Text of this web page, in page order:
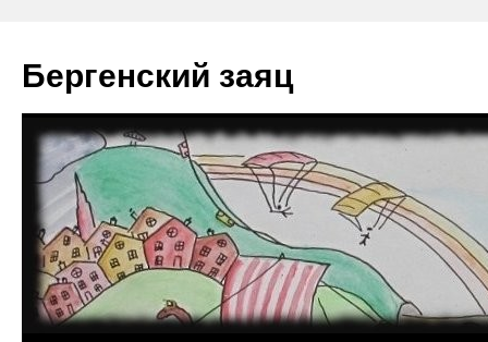
содержимому
Бергенский заяц